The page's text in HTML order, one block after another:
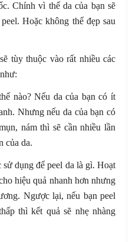
Chính vì thế da của bạn sẽ
Hoặc không thể đẹp sau
tùy thuộc vào rất nhiều các
nào? Nếu da của bạn có ít
Nhưng nếu da của bạn có
nám thì sẽ cần nhiều lần
của da.
dụng để peel da là gì. Hoạt
hiệu quả nhanh hơn nhưng
Ngược lại, nếu bạn peel
thì kết quả sẽ nhẹ nhàng